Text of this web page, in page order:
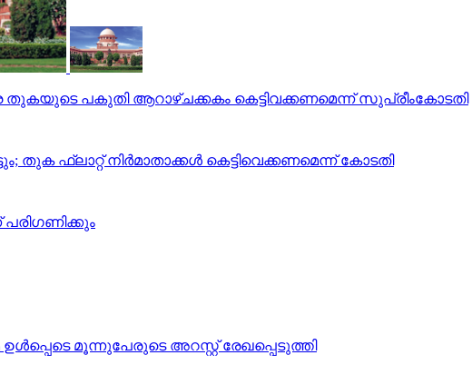
തുകയുടെ പകുതി ആറാഴ്ചക്കകം കെട്ടിവക്കണമെന്ന് സുപ്രീംകോടതി
തുക ഫ്‌ലാറ്റ് നിര്‍മാതാക്കള്‍ കെട്ടിവെക്കണമെന്ന് കോടതി
മൂന്നുപേരുടെ അറസ്റ്റ് രേഖപ്പെടുത്തി